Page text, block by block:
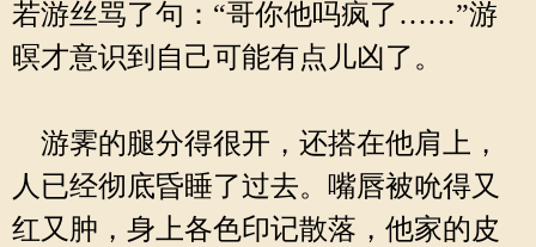
若游丝骂了句：“哥你他吗疯了……”游
暝才意识到自己可能有点儿凶了。
游霁的腿分得很开，还搭在他肩上，
人已经彻底昏睡了过去。嘴唇被吮得又
红又肿，身上各色印记散落，他家的皮